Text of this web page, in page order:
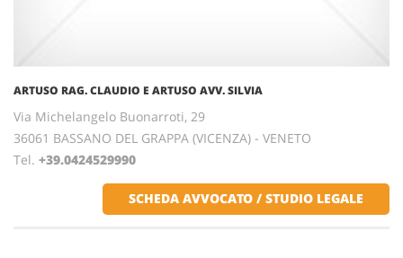
ARTUSO RAG. CLAUDIO E ARTUSO AVV. SILVIA
Via Michelangelo Buonarroti, 29
36061 BASSANO DEL GRAPPA (VICENZA) - VENETO
Tel. +39.0424529990
SCHEDA AVVOCATO / STUDIO LEGALE